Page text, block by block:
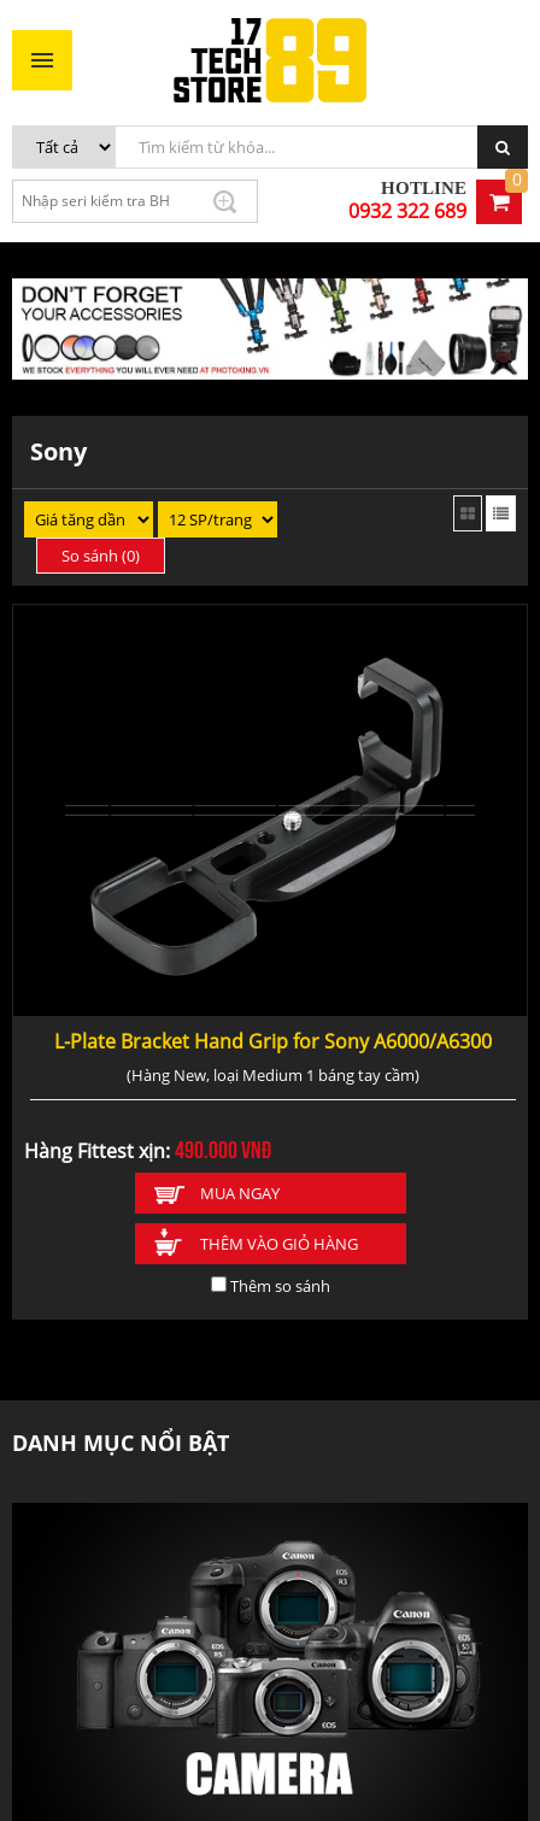
HOTLINE
0932 322 689
0
Sony
So sánh (0)
L-Plate Bracket Hand Grip for Sony A6000/A6300
(Hàng New, loại Medium 1 báng tay cầm)
Hàng Fittest xịn:490.000vnđ
MUA NGAY
THÊM VÀO GIỎ HÀNG
Thêm so sánh
DANH MỤC NỔI BẬT